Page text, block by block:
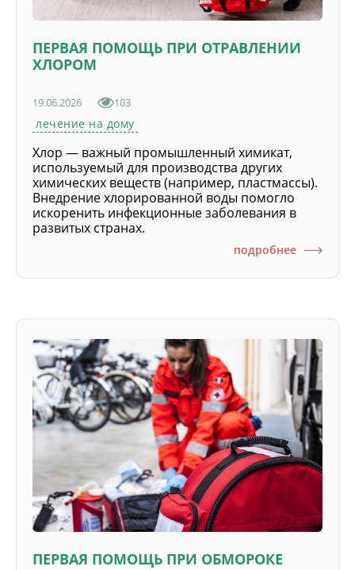
ПЕРВАЯ ПОМОЩЬ ПРИ ОТРАВЛЕНИИ
ХЛОРОМ
19.06.2026 103
лечение на дому
Хлор — важный промышленный химикат,
используемый для производства других
химических веществ (например, пластмассы).
Внедрение хлорированной воды помогло
искоренить инфекционные заболевания в
развитых странах.
подробнее
ПЕРВАЯ ПОМОЩЬ ПРИ ОБМОРОКЕ